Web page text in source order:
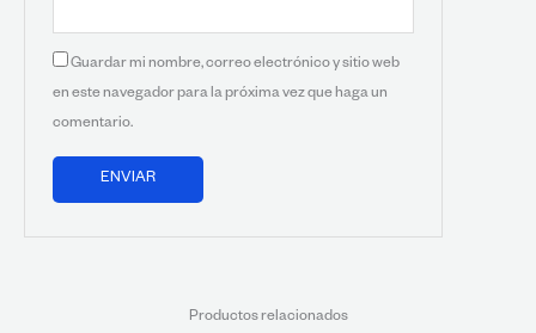
Guardar mi nombre, correo electrónico y sitio web
en este navegador para la próxima vez que haga un
comentario.
Productos relacionados